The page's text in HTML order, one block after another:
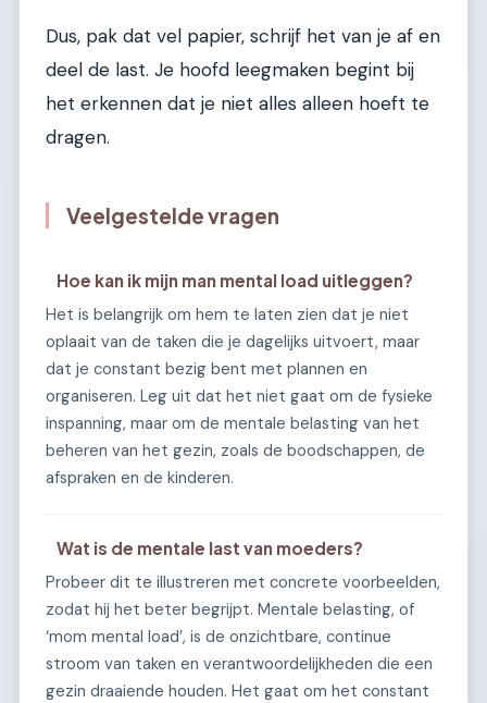
Dus, pak dat vel papier, schrijf het van je af en
deel de last. Je hoofd leegmaken begint bij
het erkennen dat je niet alles alleen hoeft te
dragen.
Veelgestelde vragen
Hoe kan ik mijn man mental load uitleggen?
Het is belangrijk om hem te laten zien dat je niet
oplaait van de taken die je dagelijks uitvoert, maar
dat je constant bezig bent met plannen en
organiseren. Leg uit dat het niet gaat om de fysieke
inspanning, maar om de mentale belasting van het
beheren van het gezin, zoals de boodschappen, de
afspraken en de kinderen.
Wat is de mentale last van moeders?
Probeer dit te illustreren met concrete voorbeelden,
zodat hij het beter begrijpt. Mentale belasting, of
‘mom mental load’, is de onzichtbare, continue
stroom van taken en verantwoordelijkheden die een
gezin draaiende houden. Het gaat om het constant